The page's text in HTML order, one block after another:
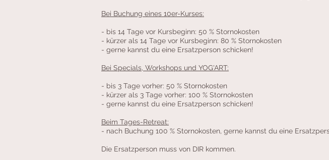
Bei Buchung eines 10er-Kurses:
- bis 14 Tage vor Kursbeginn: 50 % Stornokosten
- kürzer als 14 Tage vor Kursbeginn: 80 % Stornokosten
- gerne kannst du eine Ersatzperson schicken!
Bei Specials, Workshops und YOG'ART:
- bis 3 Tage vorher: 50 % Stornokosten
- kürzer als 3 Tage vorher: 100 % Stornokosten
- gerne kannst du eine Ersatzperson schicken!
Beim Tages-Retreat:
- nach Buchung 100 % Stornokosten, gerne kannst du eine
Die Ersatzperson muss von DIR kommen.